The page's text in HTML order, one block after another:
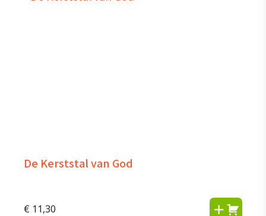
De Kerststal van God
€ 11,30